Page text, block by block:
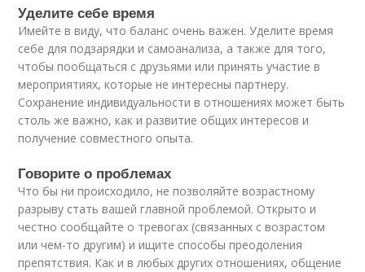
Уделите себе время
Имейте в виду, что баланс очень важен. Уделите время
себе для подзарядки и самоанализа, а также для того,
чтобы пообщаться с друзьями или принять участие в
мероприятиях, которые не интересны партнеру.
Сохранение индивидуальности в отношениях может быть
столь же важно, как и развитие общих интересов и
получение совместного опыта.
Говорите о проблемах
Что бы ни происходило, не позволяйте возрастному
разрыву стать вашей главной проблемой. Открыто и
честно сообщайте о тревогах (связанных с возрастом
или чем-то другим) и ищите способы преодоления
препятствия. Как и в любых других отношениях, общение